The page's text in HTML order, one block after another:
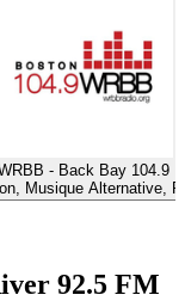
- Back Bay 104.9
Musique Alternative,
92.5 FM